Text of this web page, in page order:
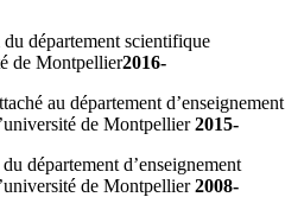
département scientifique
de Montpellier2016-
au département d’enseignement
de Montpellier2015-
département d’enseignement
de Montpellier2008-